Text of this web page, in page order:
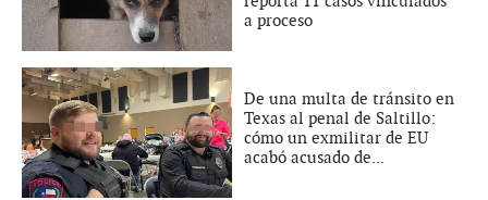
a proceso
De una multa de tránsito en
Texas al penal de Saltillo:
cómo un exmilitar de EU
acabó acusado de...